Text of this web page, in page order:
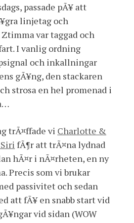
passade pÃ¥ att
linjetag och
var taggad och
I vanlig ordning
och inkallningar
gÃ¥ng, den stackaren
strosa en hel promenad i
trÃ¤ffade vi Charlotte &
fÃ¶r att trÃ¤na lydnad
hÃ¤r i nÃ¤rheten, en ny
Precis som vi brukar
passivitet och sedan
att fÃ¥ en snabb start vid
vid sidan (WOW